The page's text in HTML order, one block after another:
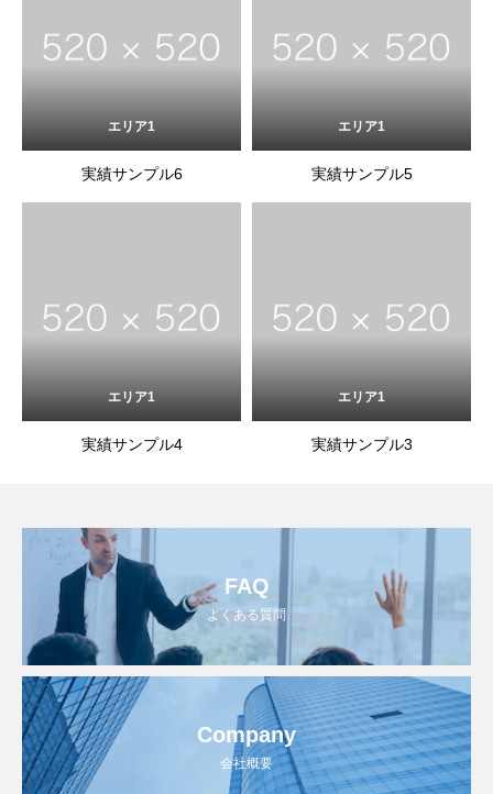
エリア1
実績サンプル6
エリア1
実績サンプル5
エリア1
実績サンプル4
エリア1
実績サンプル3
FAQ
よくある質問
Company
会社概要